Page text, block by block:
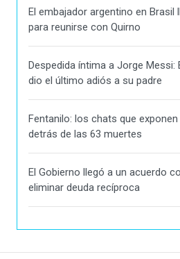
El embajador argentino en Brasil
para reunirse con Quirno
Despedida íntima a Jorge Messi:
dio el último adiós a su padre
Fentanilo: los chats que
detrás de las 63 muertes
El Gobierno llegó a un acuerdo
eliminar deuda recíproca